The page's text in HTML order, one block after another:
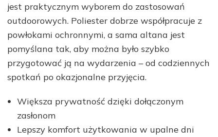
jest praktycznym wyborem do zastosowań
outdoorowych. Poliester dobrze współpracuje z
powłokami ochronnymi, a sama altana jest
pomyślana tak, aby można było szybko
przygotować ją na wydarzenia – od codziennych
spotkań po okazjonalne przyjęcia.
Większa prywatność dzięki dołączonym
zasłonom
Lepszy komfort użytkowania w upalne dni